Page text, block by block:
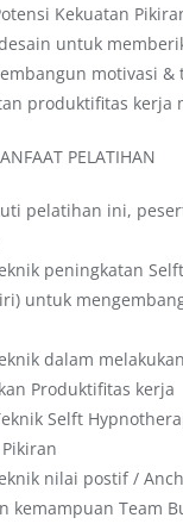
Kekuatan
untuk
motivasi
produktifitas kerja
PELATIHAN
pelatihan ini,
peningkatan
untuk
dalam
Produktifitas kerja
Selft
nilai postif /
kemampuan Team